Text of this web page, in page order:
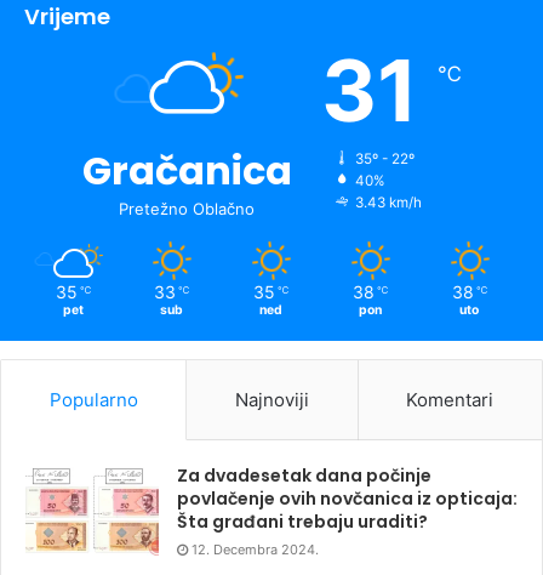
Vrijeme
Gračanica
Pretežno Oblačno
31 ℃
35º - 22º
40%
3.43 km/h
35 ℃
pet
33 ℃
sub
35 ℃
ned
38 ℃
pon
38 ℃
uto
Popularno Najnoviji Komentari
Za dvadesetak dana počinje
povlačenje ovih novčanica iz opticaja:
Šta građani trebaju uraditi?
12. Decembra 2024.